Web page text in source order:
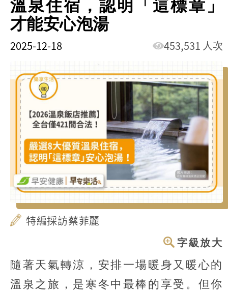
溫泉住宿，認明「這標章」
才能安心泡湯
2025-12-18 453,531 人次
特編採訪蔡菲麗
字級放大
隨著天氣轉涼，安排一場暖身又暖心的
溫泉之旅，是寒冬中最棒的享受。但你